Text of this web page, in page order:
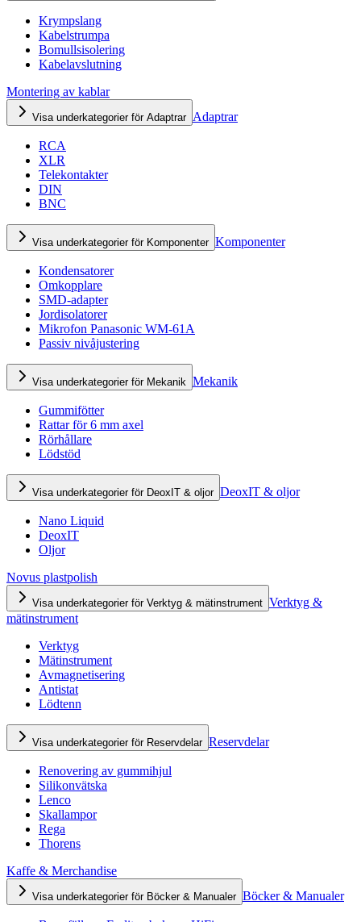
Krympslang
Kabelstrumpa
Bomullsisolering
Kabelavslutning
Montering av kablar
Visa underkategorier för Adaptrar Adaptrar
RCA
XLR
Telekontakter
DIN
BNC
Visa underkategorier för Komponenter Komponenter
Kondensatorer
Omkopplare
SMD-adapter
Jordisolatorer
Mikrofon Panasonic WM-61A
Passiv nivåjustering
Visa underkategorier för Mekanik Mekanik
Gummifötter
Rattar för 6 mm axel
Rörhållare
Lödstöd
Visa underkategorier för DeoxIT & oljor DeoxIT & oljor
Nano Liquid
DeoxIT
Oljor
Novus plastpolish
Visa underkategorier för Verktyg & mätinstrument Verktyg &
mätinstrument
Verktyg
Mätinstrument
Avmagnetisering
Antistat
Lödtenn
Visa underkategorier för Reservdelar Reservdelar
Renovering av gummihjul
Silikonvätska
Lenco
Skallampor
Rega
Thorens
Kaffe & Merchandise
Visa underkategorier för Böcker & Manualer Böcker & Manualer